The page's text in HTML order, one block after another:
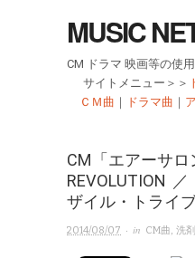
MUSIC
CM ドラマ 映画等の使
サイトメニュー＞＞
ＣＭ曲 ｜ ドラマ曲 ｜
CM「エアーサ
REVOLUTION
ザイル・トライブ
2014/08/07 · in CM曲, 洗